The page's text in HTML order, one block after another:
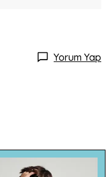
Yorum Yap